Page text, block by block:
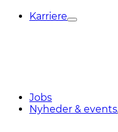
Karriere
Jobs
Nyheder & events